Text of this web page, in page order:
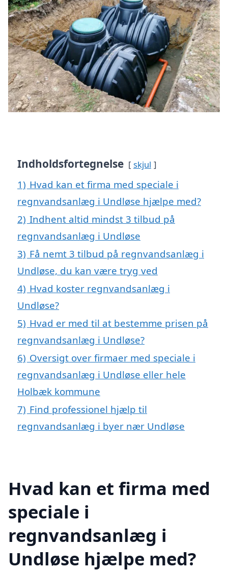
Indholdsfortegnelse skjul
1) Hvad kan et firma med speciale i
regnvandsanlæg i Undløse hjælpe med?
2) Indhent altid mindst 3 tilbud på
regnvandsanlæg i Undløse
3) Få nemt 3 tilbud på regnvandsanlæg i
Undløse, du kan være tryg ved
4) Hvad koster regnvandsanlæg i
Undløse?
5) Hvad er med til at bestemme prisen på
regnvandsanlæg i Undløse?
6) Oversigt over firmaer med speciale i
regnvandsanlæg i Undløse eller hele
Holbæk kommune
7) Find professionel hjælp til
regnvandsanlæg i byer nær Undløse
Hvad kan et firma med
speciale i
regnvandsanlæg i
Undløse hjælpe med?